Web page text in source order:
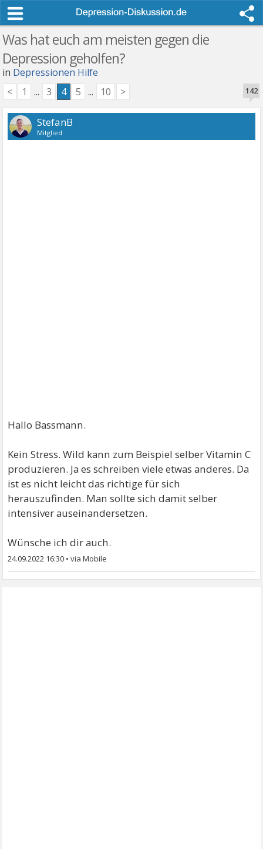
Was hat euch am meisten gegen die
Depression geholfen?
in Depressionen Hilfe
142
< 1 ... 3 4 5 ... 10 >
StefanB
Mitglied
Hallo Bassmann.
Kein Stress. Wild kann zum Beispiel selber Vitamin C
produzieren. Ja es schreiben viele etwas anderes. Da
ist es nicht leicht das richtige für sich
herauszufinden. Man sollte sich damit selber
intensiver auseinandersetzen.
Wünsche ich dir auch.
24.09.2022 16:30 •